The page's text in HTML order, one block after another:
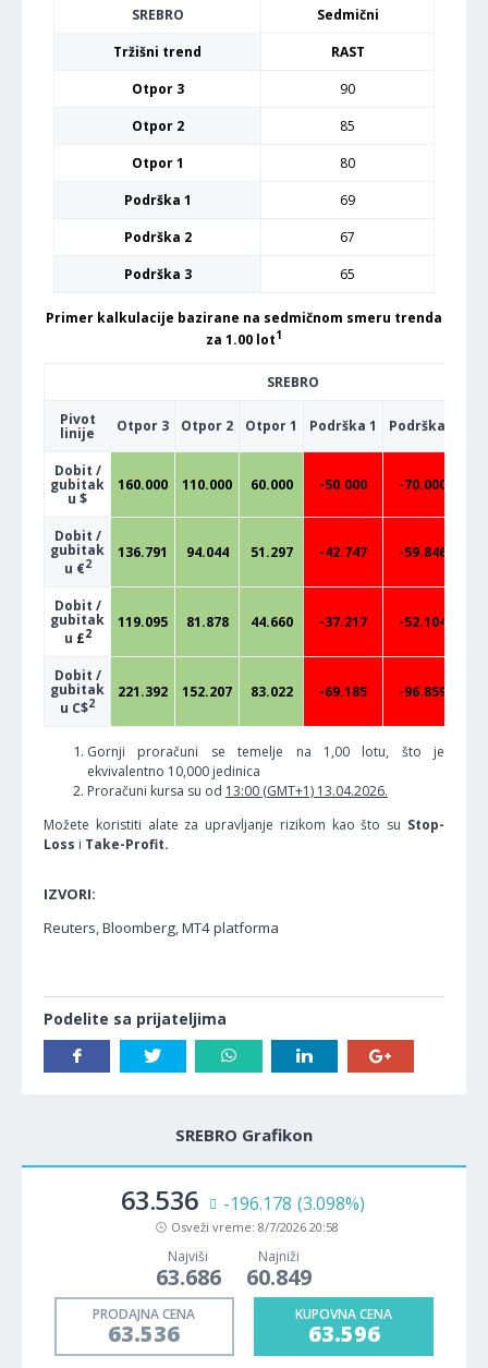
SREBRO
Sedmični
Tržišni trend
RAST
Otpor 3
90
Otpor 2
85
Otpor 1
80
Podrška 1
69
Podrška 2
67
Podrška 3
65
Primer kalkulacije bazirane na sedmičnom smeru trenda
za 1.00 lot1
SREBRO
Pivot
linije Otpor 3 Otpor 2 Otpor 1 Podrška 1 Podrška 2
Dobit /
gubitak
u $
160.000 110.000 60.000 -50.000 -70.000
Dobit /
gubitak
u €2
136.791 94.044 51.297 -42.747 -59.846
Dobit /
gubitak
u £2
119.095 81.878 44.660 -37.217 -52.104
Dobit /
gubitak
u C$2
221.392 152.207 83.022 -69.185 -96.859
Gornji proračuni se temelje na 1,00 lotu, što je
ekvivalentno 10,000 jedinica
Proračuni kursa su od 13:00 (GMT+1) 13.04.2026.
Možete koristiti alate za upravljanje rizikom kao što su Stop-
Loss i Take-Profit.
IZVORI:
Reuters, Bloomberg, MT4 platforma
Podelite sa prijateljima
SREBRO Grafikon
63.536 -196.178 (3.098%)
Osveži vreme: 8/7/2026 20:58
Najviši
63.686
Najniži
60.849
PRODAJNA CENA
63.536
KUPOVNA CENA
63.596